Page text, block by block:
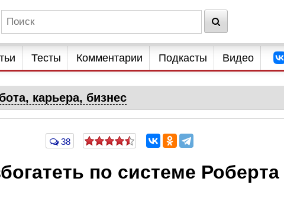
Тесты Комментарии Подкасты Видео
карьера, бизнес
38
по системе Роберта